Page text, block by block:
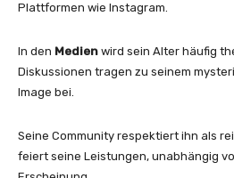
Plattformen wie Instagram.
In den Medien wird sein Alter häufig
Diskussionen tragen zu seinem
Image bei.
Seine Community respektiert ihn als
feiert seine Leistungen, unabhängig